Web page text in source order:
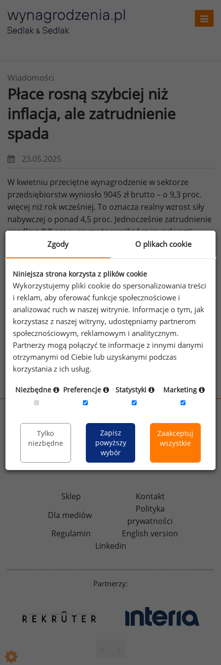
Wiadomości
Płace rosną szybciej niż
inflacja, ale zatrudnienie
spada
23.05.2025
W kwietniu przeciętne wynagrodzenie w sektorze
przedsiębiorstw wyniosło 9045 zł brutto – o 9,3 proc.
więcej niż rok wcześniej. To oznacza realny wzrost siły
nabywczej o ponad 4,5 proc. Jednocześnie zatrudnienie
spadło o 0,8 proc., co może wynikać m.in. z decyzji
pracowników o zmianie pracy i trudności
ze znalezieniem nowego zatrudnienia. Rośnie także
presja płacowa – ponad 2/3 firm odczuwa nacisk
na wzrost wynagrodzeń.
źródło: prawo.pl
Zobacz więcej wiadomości
Zobacz więcej
ciekawostek
sedlak.pl
kfw.sedlak.pl
rynekpracy.pl
raportyplacowe.pl
Sklep
Kontakt
Dla mediów
Polityka
prywatności
Regulamin
English version
Linkedin
Partnerzy:
Zgody O plikach cookie
Niniejsza strona korzysta z plików cookie
Wykorzystujemy pliki cookie do spersonalizowania treści
i reklam, aby oferować funkcje społecznościowe i
analizować ruch w naszej witrynie. Informacje o tym, jak
korzystasz z naszej witryny, udostępniamy partnerom
społecznościowym, reklamowym i analitycznym.
Partnerzy mogą połączyć te informacje z innymi danymi
otrzymanymi od Ciebie lub uzyskanymi podczas
korzystania z ich usług.
Niezbędne Preferencje Statystyki Marketing
Tylko
niezbędne
Zapisz
powyższy
wybór
Zaakceptuj
wszystkie